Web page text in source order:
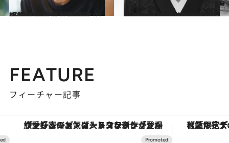
2019.3.14
小説家・西加奈子原作『まく子』 その映画化の経緯を作家自身が語る
カルチャー 2018.12.25
やさしい人間と思ってもらうのが理想 樹木希林の「他人に対する欲望」
カルチャー
FEATURE
フィーチャー記事
ヴァシュロン・コンスタンタン「オーヴァーシーズ・オートマティック」。旅愛好家のお気に入りコレクションから、ジェンダーレスな新作が登場 【夏限定ディナーコース】旬を